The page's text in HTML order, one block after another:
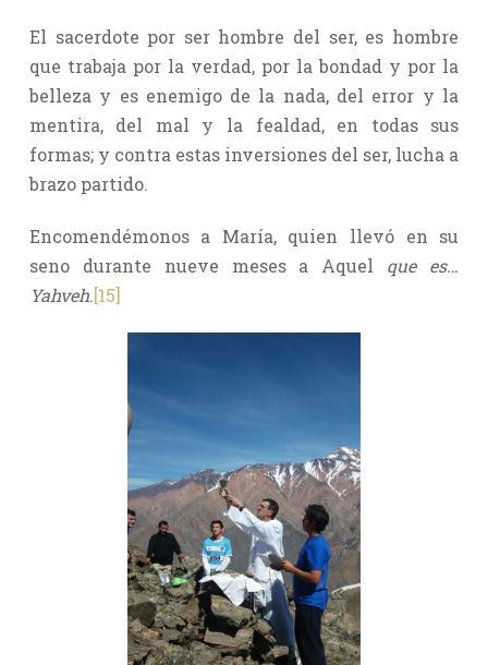
El sacerdote por ser hombre del ser, es hombre
que trabaja por la verdad, por la bondad y por la
belleza y es enemigo de la nada, del error y la
mentira, del mal y la fealdad, en todas sus
formas; y contra estas inversiones del ser, lucha a
brazo partido.
Encomendémonos a María, quien llevó en su
seno durante nueve meses a Aquel que es…
Yahveh.[15]